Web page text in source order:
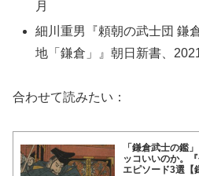
月
細川重男『頼朝の武士団 鎌
地「鎌倉」』朝日新書、
合わせて読みたい：
「鎌倉武士の鑑
ッコいいのか。
エピソード3選【